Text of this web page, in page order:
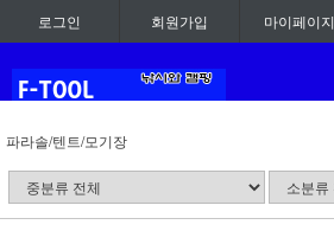
로그인 회원가입 마이페이지
파라솔/텐트/모기장